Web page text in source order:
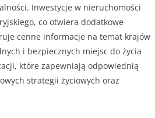
Inwestycje w nieruchomości
co otwiera dodatkowe
cenne informacje na temat krajów
i bezpiecznych miejsc do życia
które zapewniają odpowiednią
strategii życiowych oraz